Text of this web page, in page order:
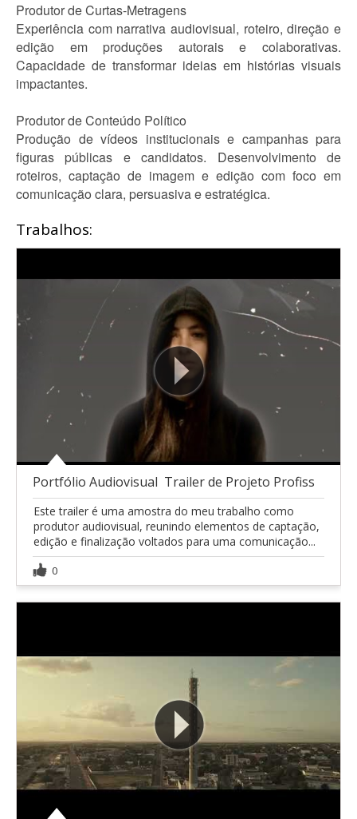
Produtor de Curtas-Metragens
Experiência com narrativa audiovisual, roteiro, direção e
edição em produções autorais e colaborativas.
Capacidade de transformar ideias em histórias visuais
impactantes.
Produtor de Conteúdo Político
Produção de vídeos institucionais e campanhas para
figuras públicas e candidatos. Desenvolvimento de
roteiros, captação de imagem e edição com foco em
comunicação clara, persuasiva e estratégica.
Trabalhos:
Portfólio Audiovisual  Trailer de Projeto Profiss
Este trailer é uma amostra do meu trabalho como
produtor audiovisual, reunindo elementos de captação,
edição e finalização voltados para uma comunicação...
0